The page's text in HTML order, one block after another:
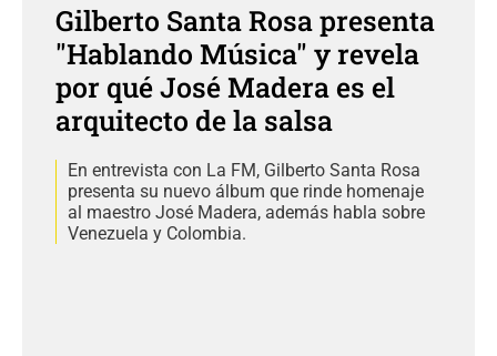
Gilberto Santa Rosa presenta
"Hablando Música" y revela
por qué José Madera es el
arquitecto de la salsa
En entrevista con La FM, Gilberto Santa Rosa
presenta su nuevo álbum que rinde homenaje
al maestro José Madera, además habla sobre
Venezuela y Colombia.